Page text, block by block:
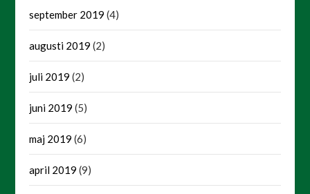
september 2019 (4)
augusti 2019 (2)
juli 2019 (2)
juni 2019 (5)
maj 2019 (6)
april 2019 (9)